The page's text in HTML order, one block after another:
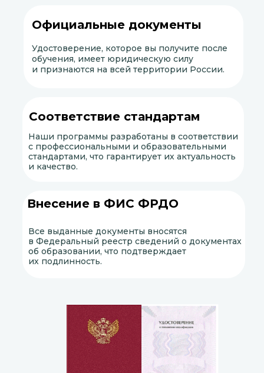
Официальные документы
Удостоверение, которое вы получите после
обучения, имеет юридическую силу
и признаются на всей территории России.
Соответствие стандартам
Наши программы разработаны в соответствии
с профессиональными и образовательными
стандартами, что гарантирует их актуальность
и качество.
Внесение в ФИС ФРДО
Все выданные документы вносятся
в Федеральный реестр сведений о документах
об образовании, что подтверждает
их подлинность.